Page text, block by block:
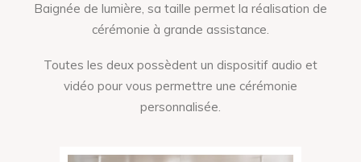
Baignée de lumière, sa taille permet la réalisation de
cérémonie à grande assistance.
Toutes les deux possèdent un dispositif audio et
vidéo pour vous permettre une cérémonie
personnalisée.